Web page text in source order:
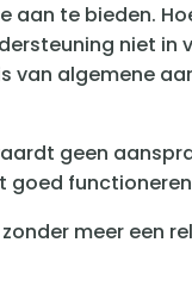
aan te bieden.
niet in
van algemene
geen
meer een